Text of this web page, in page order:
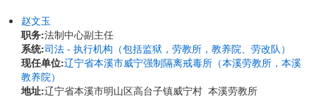
赵文玉
职务:法制中心副主任
系统:司法 - 执行机构（包括监狱，劳教所，教养院、劳改队）
现任单位:辽宁省本溪市威宁强制隔离戒毒所（本溪劳教所，本溪
教养院）
地址:辽宁省本溪市明山区高台子镇威宁村 本溪劳教所